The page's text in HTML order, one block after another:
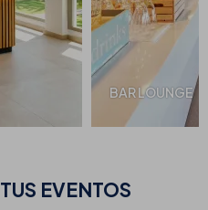
BAR LOUNGE
TUS EVENTOS